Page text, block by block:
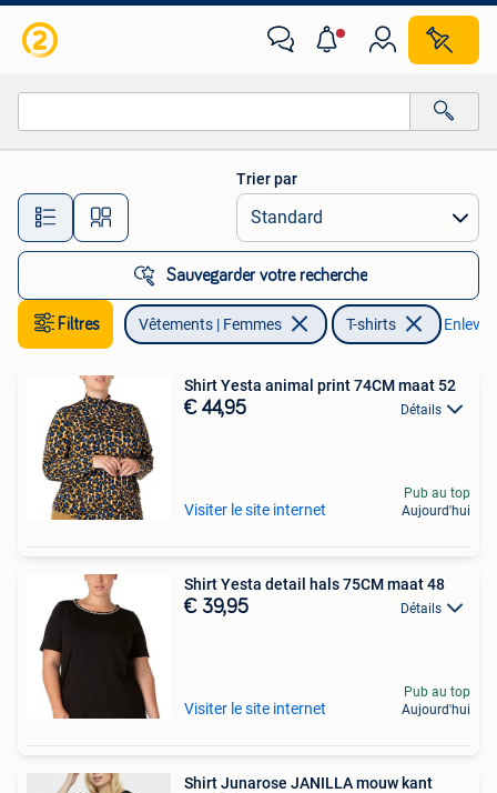
Toutes les distances…
Trier par
Sauvegarder votre recherche
Filtres Vêtements | Femmes T-shirts
Shirt Yesta animal print 74CM maat 52
€ 44,95 Détails
Visiter le site internet
Pub au top
Aujourd'hui
Shirt Yesta detail hals 75CM maat 48
€ 39,95 Détails
Visiter le site internet
Pub au top
Aujourd'hui
Shirt Junarose JANILLA mouw kant